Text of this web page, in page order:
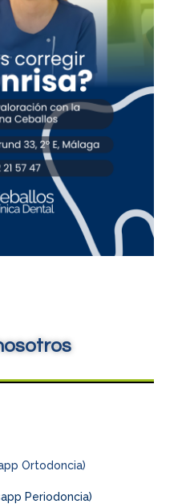
Ortodoncia)
Periodoncia)